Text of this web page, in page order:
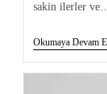
sakin ilerler
Okumaya Devam